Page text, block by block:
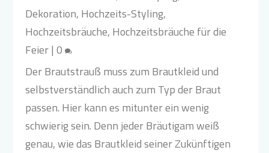
Dekoration, Hochzeits-Styling,
Hochzeitsbräuche, Hochzeitsbräuche für die
Feier|0
Der Brautstrauß muss zum Brautkleid und
selbstverständlich auch zum Typ der Braut
passen. Hier kann es mitunter ein wenig
schwierig sein. Denn jeder Bräutigam weiß
genau, wie das Brautkleid seiner Zukünftigen